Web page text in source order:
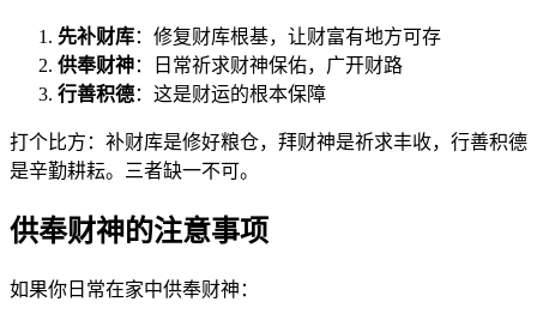
先补财库：修复财库根基，让财富有地方可存
供奉财神：日常祈求财神保佑，广开财路
行善积德：这是财运的根本保障
打个比方：补财库是修好粮仓，拜财神是祈求丰收，行善积德
是辛勤耕耘。三者缺一不可。
供奉财神的注意事项
如果你日常在家中供奉财神：